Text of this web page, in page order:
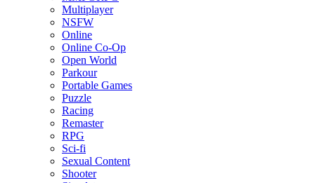
Multiplayer
NSFW
Online
Online Co-Op
Open World
Parkour
Portable Games
Puzzle
Racing
Remaster
RPG
Sci-fi
Sexual Content
Shooter